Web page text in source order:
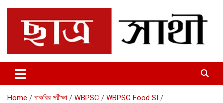
content
Chhatrosathi
Home চাকরির পরীক্ষা WBPSC
WBPSC Food SI